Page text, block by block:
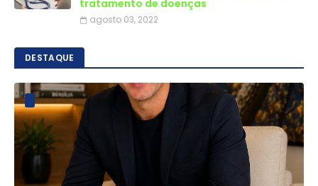
tratamento de doenças
agosto 03, 2022
DESTAQUE